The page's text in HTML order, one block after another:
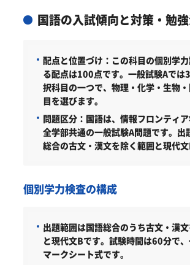
国語の入試傾向と対策・勉
配点と位置づけ： この科目の個別学
る配点は100点です。一般試験Aでは
択科目の一つで、物理・化学・生物
目を選びます。
問題区分： 国語は、情報フロンティ
全学部共通の一般試験A問題です。出
総合の古文・漢文を除く範囲と現代文
個別学力検査の構成
出題範囲は国語総合のうち古文・漢
と現代文Bです。試験時間は60分で
マークシート式です。